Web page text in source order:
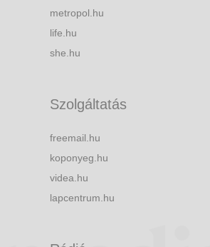
metropol.hu
life.hu
she.hu
Szolgáltatás
freemail.hu
koponyeg.hu
videa.hu
lapcentrum.hu